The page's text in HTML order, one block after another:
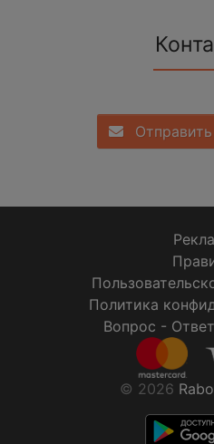
Политика
Вопрос - Ответ
© 2026